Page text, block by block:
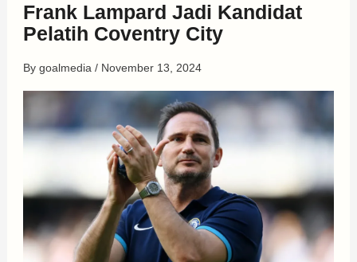
Frank Lampard Jadi Kandidat
Pelatih Coventry City
By goalmedia / November 13, 2024